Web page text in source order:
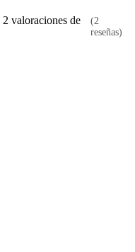
2 valoraciones de
(2
reseñas)